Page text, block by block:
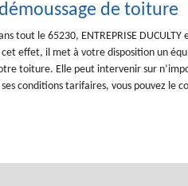
de toiture
tout le 65230, ENTREPRISE
effet, il met à votre disposition un
toiture. Elle peut intervenir sur
conditions tarifaires, vous pouvez le